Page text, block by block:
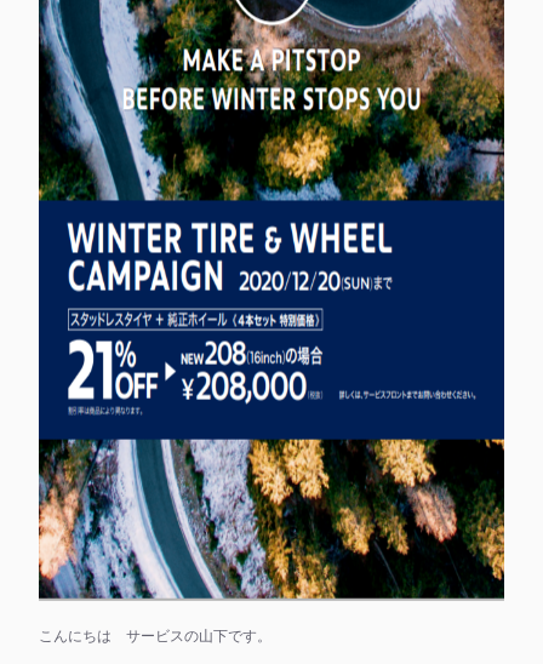
こんにちは サービスの山下です。